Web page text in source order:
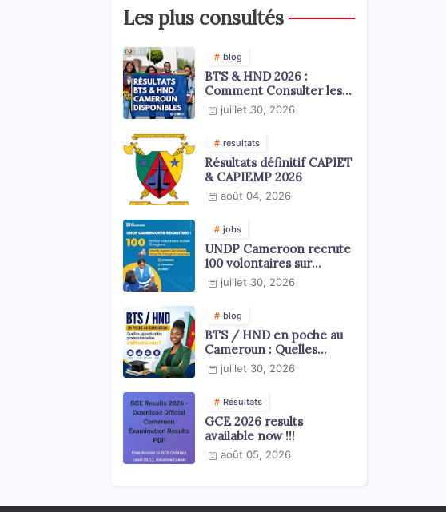
Les plus consultés
blog
BTS & HND 2026 :
Comment Consulter les
Résultats ?
juillet 30, 2026
resultats
Résultats définitif CAPIET
& CAPIEMP 2026
août 04, 2026
jobs
UNDP Cameroon recrute
100 volontaires sur
l'échelle du territoire
national
juillet 30, 2026
blog
BTS / HND en poche au
Cameroun : Quelles
opportunités
professionnelles s'offrent
juillet 30, 2026
Résultats
GCE 2026 results
available now !!!
août 05, 2026